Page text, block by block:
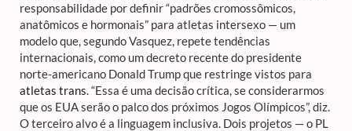
responsabilidade por definir “padrões cromossômicos,
anatômicos e hormonais” para atletas intersexo — um
modelo que, segundo Vasquez, repete tendências
internacionais, como um decreto recente do presidente
norte-americano Donald Trump que restringe vistos para
atletas trans. “Essa é uma decisão crítica, se considerarmos
que os EUA serão o palco dos próximos Jogos Olímpicos”, diz.
O terceiro alvo é a linguagem inclusiva. Dois projetos — o PL